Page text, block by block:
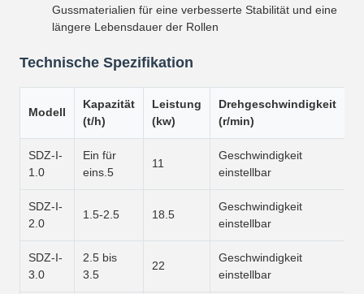
Gussmaterialien für eine verbesserte Stabilität und eine
längere Lebensdauer der Rollen
Technische Spezifikation
Modell
Kapazität
(t/h)
Leistung
(kw)
Drehgeschwindigkeit
(r/min)
SDZ-I-
1.0
Ein für
eins.5
11
Geschwindigkeit
einstellbar
SDZ-I-
2.0
1.5-2.5 18.5
Geschwindigkeit
einstellbar
SDZ-I-
3.0
2.5 bis
3.5
22
Geschwindigkeit
einstellbar